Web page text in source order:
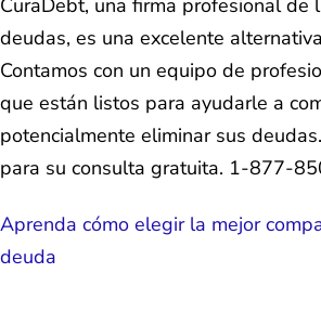
CuraDebt, una firma profesional de
deudas, es una excelente
Contamos con un equipo de
que están listos para ayudarle a
potencialmente eliminar sus deudas.
para su consulta gratuita. 1-877-
Aprenda cómo elegir la mejor
deuda